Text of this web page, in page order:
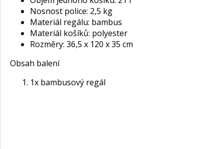
Nosnost police: 2,5 kg
Materiál regálu: bambus
Materiál košíků: polyester
Rozměry: 36,5 x 120 x 35 cm
Obsah balení
1x bambusový regál